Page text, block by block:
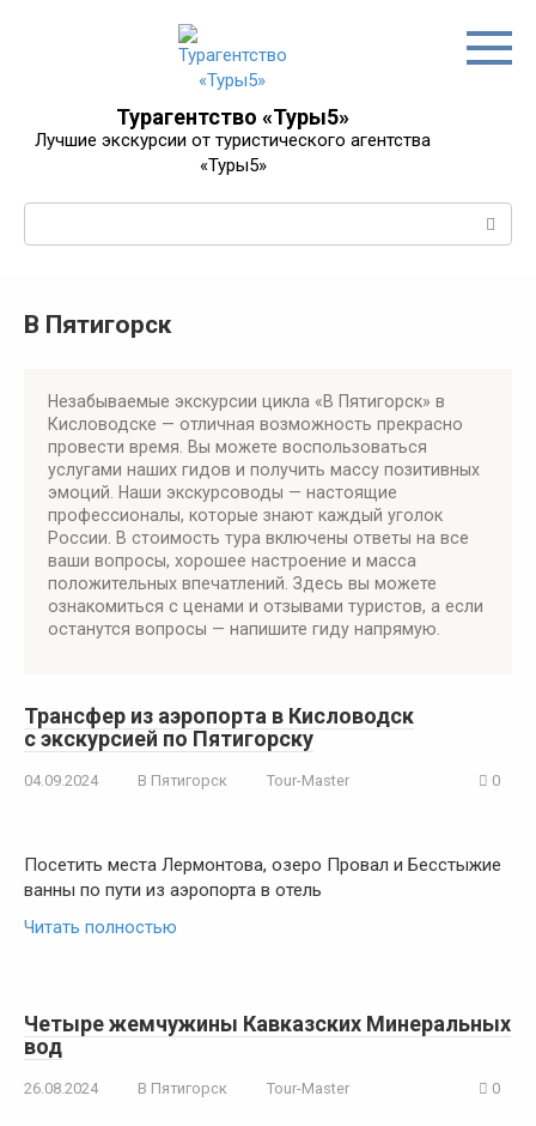
Турагентство «Туры5»
Лучшие экскурсии от туристического агентства
«Туры5»
В Пятигорск
Незабываемые экскурсии цикла «В Пятигорск» в
Кисловодске — отличная возможность прекрасно
провести время. Вы можете воспользоваться
услугами наших гидов и получить массу позитивных
эмоций. Наши экскурсоводы — настоящие
профессионалы, которые знают каждый уголок
России. В стоимость тура включены ответы на все
ваши вопросы, хорошее настроение и масса
положительных впечатлений. Здесь вы можете
ознакомиться с ценами и отзывами туристов, а если
останутся вопросы — напишите гиду напрямую.
Трансфер из аэропорта в Кисловодск
с экскурсией по Пятигорску
04.09.2024 В Пятигорск Tour-Master 0
Посетить места Лермонтова, озеро Провал и Бесстыжие
ванны по пути из аэропорта в отель
Читать полностью
Четыре жемчужины Кавказских Минеральных
вод
26.08.2024 В Пятигорск Tour-Master 0